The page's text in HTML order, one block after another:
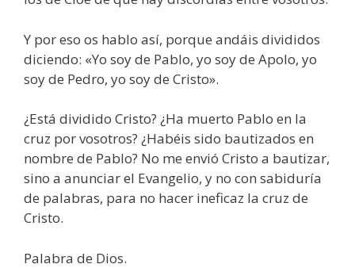
Y por eso os hablo así, porque andáis divididos
diciendo: «Yo soy de Pablo, yo soy de Apolo, yo
soy de Pedro, yo soy de Cristo».
¿Está dividido Cristo? ¿Ha muerto Pablo en la
cruz por vosotros? ¿Habéis sido bautizados en
nombre de Pablo? No me envió Cristo a bautizar,
sino a anunciar el Evangelio, y no con sabiduría
de palabras, para no hacer ineficaz la cruz de
Cristo.
Palabra de Dios.